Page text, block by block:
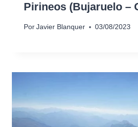
Pirineos (Bujaruelo –
Por Javier Blanquer 03/08/2023